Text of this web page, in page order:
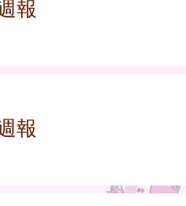
報
報